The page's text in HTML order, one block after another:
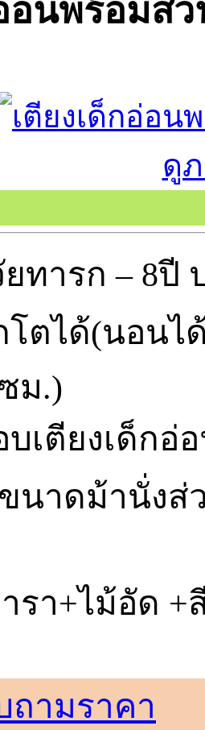
อนพร้อมส่
ดู
ทารก – 8ปี
โตได้(นอน
ม.)
เตียงเด็กอ่
นาดม้านั่งส่
รา+ไม้อัด +
ถามราคา